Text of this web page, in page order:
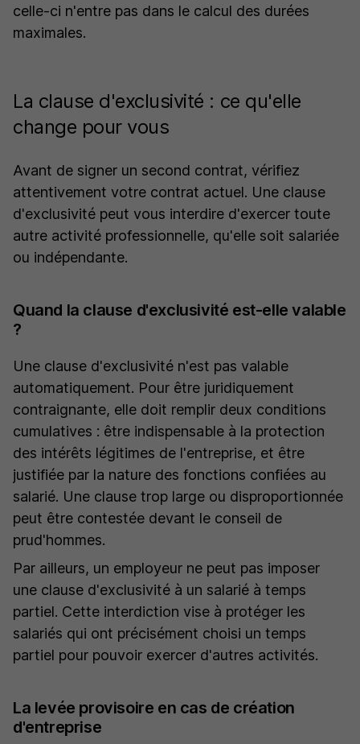
celle-ci n'entre pas dans le calcul des durées
maximales.
La clause d'exclusivité : ce qu'elle
change pour vous
Avant de signer un second contrat, vérifiez
attentivement votre contrat actuel. Une clause
d'exclusivité peut vous interdire d'exercer toute
autre activité professionnelle, qu'elle soit salariée
ou indépendante.
Quand la clause d'exclusivité est-elle valable
?
Une clause d'exclusivité n'est pas valable
automatiquement. Pour être juridiquement
contraignante, elle doit remplir deux conditions
cumulatives : être indispensable à la protection
des intérêts légitimes de l'entreprise, et être
justifiée par la nature des fonctions confiées au
salarié. Une clause trop large ou disproportionnée
peut être contestée devant le conseil de
prud'hommes.
Par ailleurs, un employeur ne peut pas imposer
une clause d'exclusivité à un salarié à temps
partiel. Cette interdiction vise à protéger les
salariés qui ont précisément choisi un temps
partiel pour pouvoir exercer d'autres activités.
La levée provisoire en cas de création
d'entreprise